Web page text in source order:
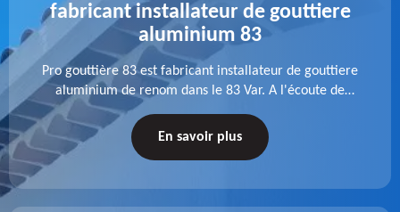
fabricant installateur de gouttiere
aluminium 83
Pro gouttière 83 est fabricant installateur de gouttiere
aluminium de renom dans le 83 Var. A l'écoute de
chaque besoin, notre équipe veille à réaliser des
gouttières performantes, durables et à la hauteur de
En savoir plus